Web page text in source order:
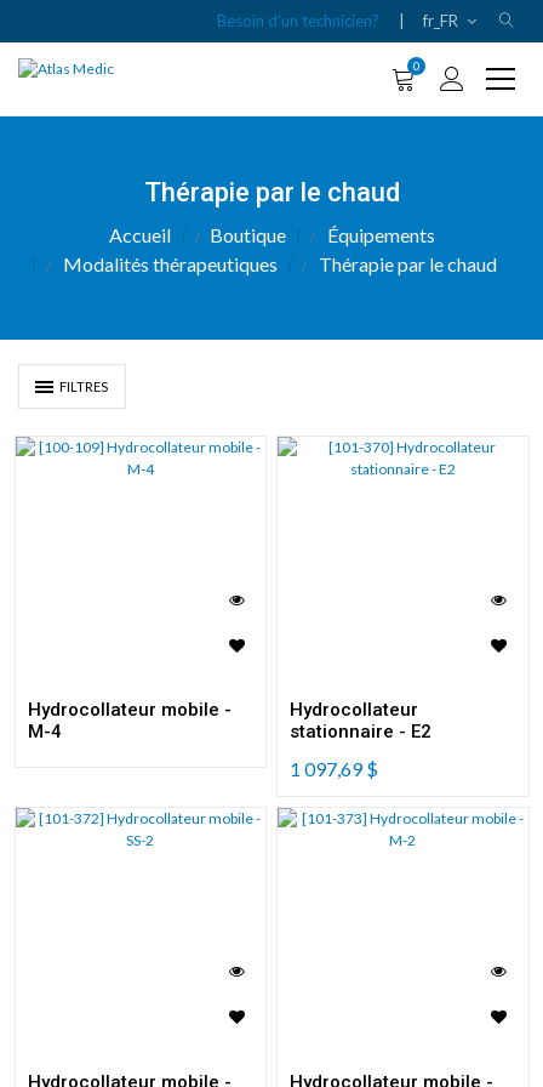
Besoin d'un technicien? fr_FR
0
Thérapie par le chaud
Accueil Boutique
Équipements
Modalités thérapeutiques
Thérapie par le chaud
FILTRES
Hydrocollateur mobile -
M-4
Hydrocollateur
stationnaire - E2
1 097,69$
Hydrocollateur mobile - Hydrocollateur mobile -